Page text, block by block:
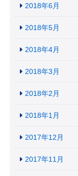
2018年6月
2018年5月
2018年4月
2018年3月
2018年2月
2018年1月
2017年12月
2017年11月